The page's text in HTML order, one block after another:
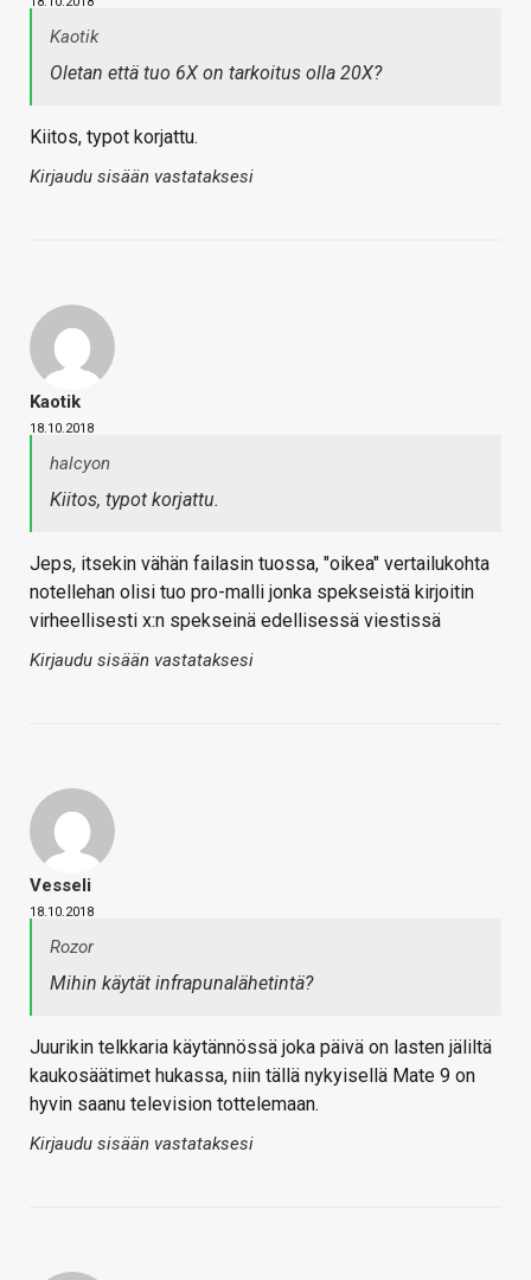
Kaotik
Oletan että tuo 6X on tarkoitus olla 20X?
Kiitos, typot korjattu.
Kirjaudu sisään vastataksesi
Kaotik
18.10.2018
halcyon
Kiitos, typot korjattu.
Jeps, itsekin vähän failasin tuossa, "oikea" vertailukohta
notellehan olisi tuo pro-malli jonka spekseistä kirjoitin
virheellisesti x:n spekseinä edellisessä viestissä
Kirjaudu sisään vastataksesi
Vesseli
18.10.2018
Rozor
Mihin käytät infrapunalähetintä?
Juurikin telkkaria käytännössä joka päivä on lasten jäliltä
kaukosäätimet hukassa, niin tällä nykyisellä Mate 9 on
hyvin saanu television tottelemaan.
Kirjaudu sisään vastataksesi